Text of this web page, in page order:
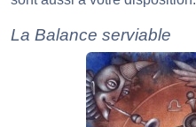
La Balance serviable